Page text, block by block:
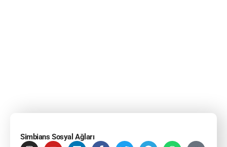
Simbians Sosyal Ağları